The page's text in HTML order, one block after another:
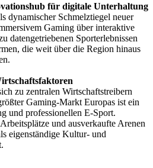
für digitale Unterhaltung
dynamischer Schmelztiegel neuer
Gaming über interaktive
datengetriebenen Sporterlebnissen
die weit über die Region hinaus
zu zentralen Wirtschaftstreibern
Gaming-Markt Europas ist ein
und professionellen E-Sport.
und ausverkaufte Arenen
eigenständige Kultur- und